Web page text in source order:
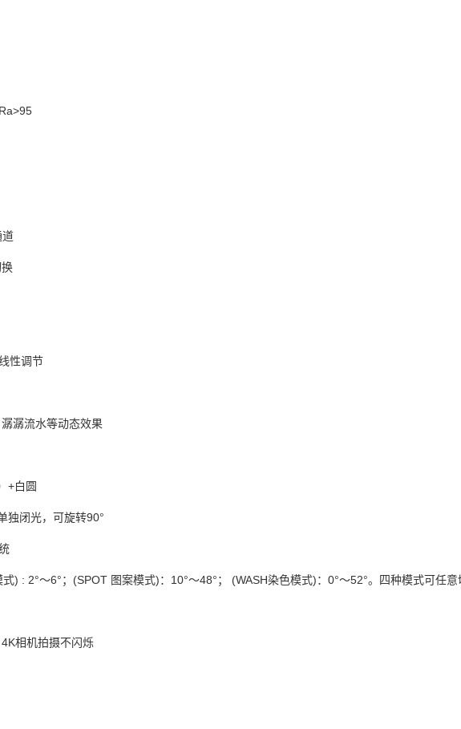
道
性调节
潺流水等动态效果
+白圆
独闭光，可旋转90°
) : 2°～6°；(SPOT 图案模式)：10°～48°； (WASH染色模式)：0°～52°。四种模式可任
相机拍摄不闪烁